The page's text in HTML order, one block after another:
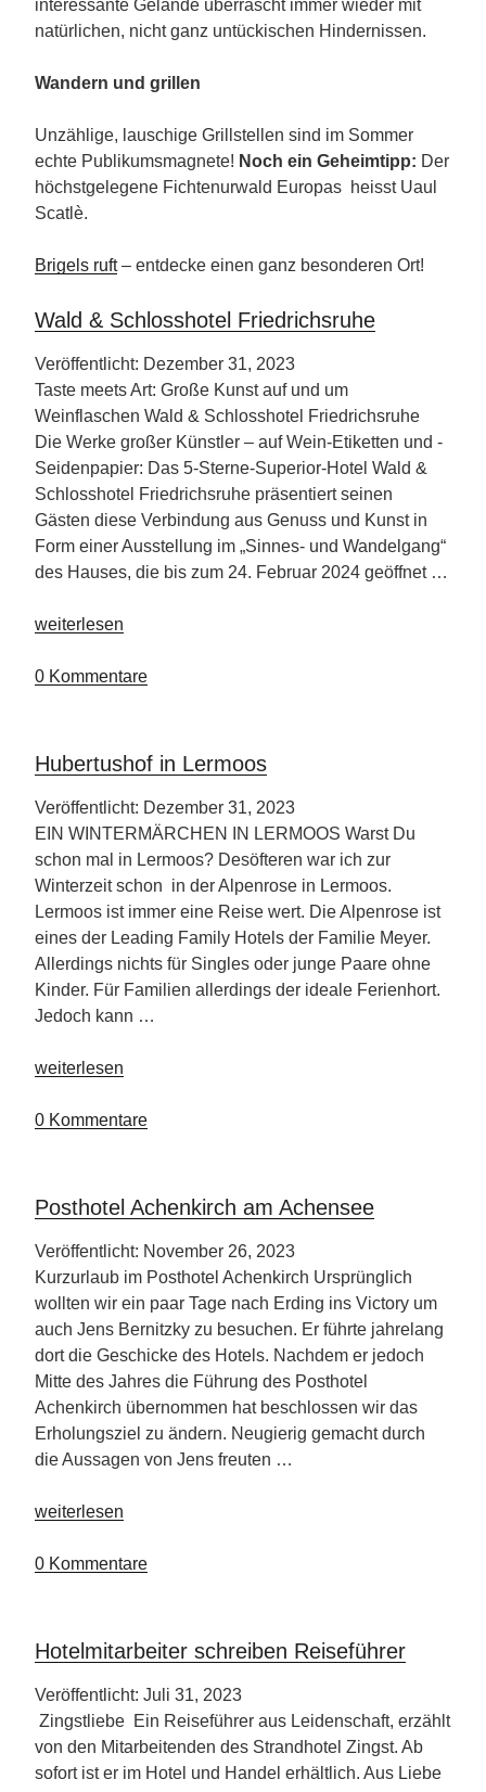
interessante Gelände überrascht immer wieder mit
natürlichen, nicht ganz untückischen Hindernissen.
Wandern und grillen
Unzählige, lauschige Grillstellen sind im Sommer
echte Publikumsmagnete! Noch ein Geheimtipp: Der
höchstgelegene Fichtenurwald Europas heisst Uaul
Scatlè.
Brigels ruft– entdecke einen ganz besonderen Ort!
Wald & Schlosshotel Friedrichsruhe
Veröffentlicht: Dezember 31, 2023
Taste meets Art: Große Kunst auf und um
Weinflaschen Wald & Schlosshotel Friedrichsruhe
Die Werke großer Künstler – auf Wein-Etiketten und -
Seidenpapier: Das 5-Sterne-Superior-Hotel Wald &
Schlosshotel Friedrichsruhe präsentiert seinen
Gästen diese Verbindung aus Genuss und Kunst in
Form einer Ausstellung im „Sinnes- und Wandelgang“
des Hauses, die bis zum 24. Februar 2024 geöffnet …
„Wald
Schlosshotel
weiterlesen
0 Kommentare
Hubertushof in Lermoos
Veröffentlicht: Dezember 31, 2023
EIN WINTERMÄRCHEN IN LERMOOS Warst Du
schon mal in Lermoos? Desöfteren war ich zur
Winterzeit schon in der Alpenrose in Lermoos.
Lermoos ist immer eine Reise wert. Die Alpenrose ist
eines der Leading Family Hotels der Familie Meyer.
Allerdings nichts für Singles oder junge Paare ohne
Kinder. Für Familien allerdings der ideale Ferienhort.
Jedoch kann …
„Hubertushof
Lermoos“
weiterlesen
0 Kommentare
Posthotel Achenkirch am Achensee
Veröffentlicht: November 26, 2023
Kurzurlaub im Posthotel Achenkirch Ursprünglich
wollten wir ein paar Tage nach Erding ins Victory um
auch Jens Bernitzky zu besuchen. Er führte jahrelang
dort die Geschicke des Hotels. Nachdem er jedoch
Mitte des Jahres die Führung des Posthotel
Achenkirch übernommen hat beschlossen wir das
Erholungsziel zu ändern. Neugierig gemacht durch
die Aussagen von Jens freuten …
„Posthotel
am
weiterlesen
0 Kommentare
Hotelmitarbeiter schreiben Reiseführer
Veröffentlicht: Juli 31, 2023
Zingstliebe Ein Reiseführer aus Leidenschaft, erzählt
von den Mitarbeitenden des Strandhotel Zingst. Ab
sofort ist er im Hotel und Handel erhältlich. Aus Liebe